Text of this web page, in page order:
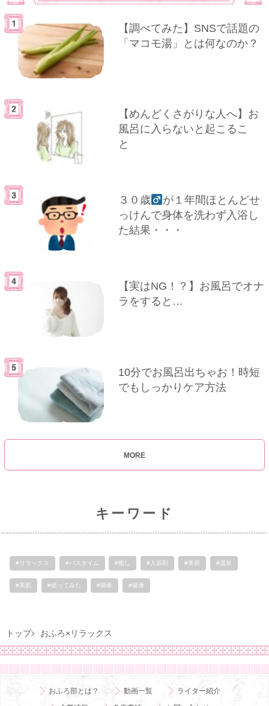
【調べてみた】SNSで話題の
「マコモ湯」とは何なのか？
【めんどくさがりな人へ】お
風呂に入らないと起こるこ
と
３０歳
が１年間ほとんどせ
っけんで身体を洗わず入浴し
た結果・・・
【実はNG！？】お風呂でオナ
ラをすると…
10分でお風呂出ちゃお！時短
でもしっかりケア方法
MORE
キーワード
#リラックス #バスタイム #癒し #入浴剤 #美容 #温泉
#美肌 #使ってみた #簡単 #健康
トップ おふろ×リラックス
おふろ部とは？ 動画一覧
ライター紹介